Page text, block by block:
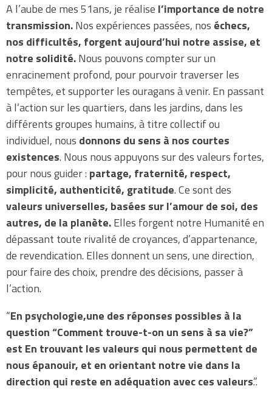
A l’aube de mes 51ans, je réalise l’importance de notre
transmission.Nos expériences passées, nos échecs,
nos difficultés, forgent aujourd’hui notre assise, et
notre solidité.Nous pouvons compter sur un
enracinement profond, pour pourvoir traverser les
tempêtes, et supporter les ouragans à venir. En passant
à l’action sur les quartiers, dans les jardins, dans les
différents groupes humains, à titre collectif ou
individuel, nous donnons du sens à nos courtes
existences. Nous nous appuyons sur des valeurs fortes,
pour nous guider : partage, fraternité, respect,
simplicité, authenticité, gratitude. Ce sont des
valeurs universelles, basées sur l’amour de soi, des
autres, de la planète.Elles forgent notre Humanité en
dépassant toute rivalité de croyances, d’appartenance,
de revendication. Elles donnent un sens, une direction,
pour faire des choix, prendre des décisions, passer à
l’action.
“En psychologie,une des réponses possibles à la
question “Comment trouve-t-on un sens à sa vie?”
est En trouvant les valeurs qui nous permettent de
nous épanouir, et en orientant notre vie dans la
direction qui reste en adéquation avec ces valeurs.”.